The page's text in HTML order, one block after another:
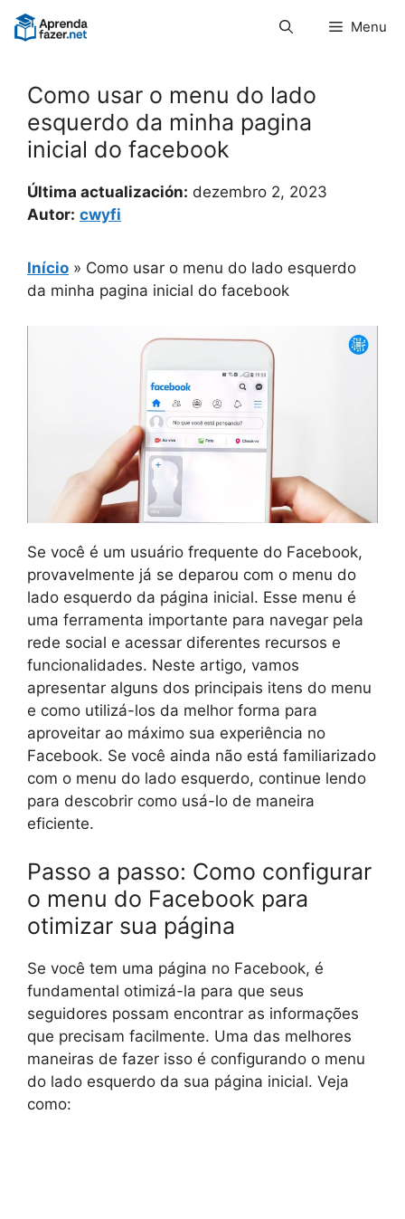
Pular
para
Menu
Como usar o menu do lado
esquerdo da minha pagina
inicial do facebook
Última actualización: dezembro 2, 2023
Autor: cwyfi
Início » Como usar o menu do lado esquerdo
da minha pagina inicial do facebook
Se você é um usuário frequente do Facebook,
provavelmente já se deparou com o menu do
lado esquerdo da página inicial. Esse menu é
uma ferramenta importante para navegar pela
rede social e acessar diferentes recursos e
funcionalidades. Neste artigo, vamos
apresentar alguns dos principais itens do menu
e como utilizá-los da melhor forma para
aproveitar ao máximo sua experiência no
Facebook. Se você ainda não está familiarizado
com o menu do lado esquerdo, continue lendo
para descobrir como usá-lo de maneira
eficiente.
Passo a passo: Como configurar
o menu do Facebook para
otimizar sua página
Se você tem uma página no Facebook, é
fundamental otimizá-la para que seus
seguidores possam encontrar as informações
que precisam facilmente. Uma das melhores
maneiras de fazer isso é configurando o menu
do lado esquerdo da sua página inicial. Veja
como: